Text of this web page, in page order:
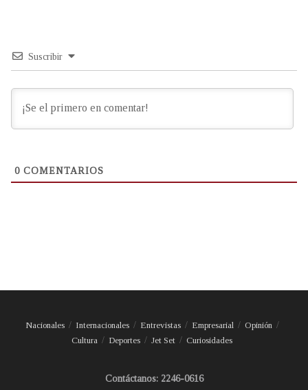
Suscribir
0 COMENTARIOS
Nacionales Internacionales Entrevistas Empresarial
Opinión
Cultura
Deportes Jet Set Curiosidades
Contáctanos: 2246-0616